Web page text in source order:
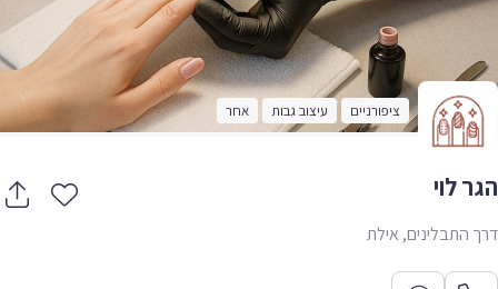
ציפורניים עיצוב גבות אחר
לוי
התבלינים, אילת